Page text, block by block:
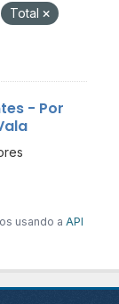
Total
- Por
usando a API